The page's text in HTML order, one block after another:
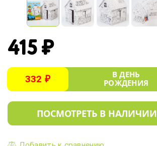
415 ₽
332 ₽
В ДЕНЬ
РОЖДЕНИЯ
ПОСМОТРЕТЬ В НАЛИЧИИ